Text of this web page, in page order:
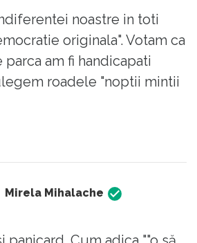
noastre in toti
originala". Votam ca
am fi handicapati
roadele "noptii mintii
Mirela Mihalache